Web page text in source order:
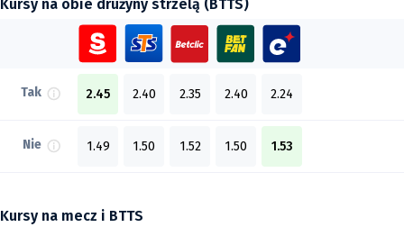
Kursy na obie drużyny strzelą (BTTS)
Tak 2.45 2.40 2.35 2.40 2.24
Nie 1.49 1.50 1.52 1.50 1.53
Kursy na mecz i BTTS